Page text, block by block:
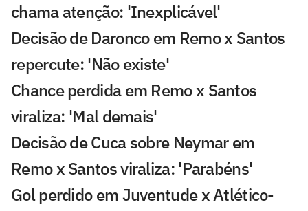
chama atenção: 'Inexplicável'
Decisão de Daronco em Remo x Santos
repercute: 'Não existe'
Chance perdida em Remo x Santos
viraliza: 'Mal demais'
Decisão de Cuca sobre Neymar em
Remo x Santos viraliza: 'Parabéns'
Gol perdido em Juventude x Atlético-